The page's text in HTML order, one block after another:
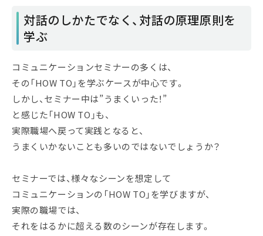
対話のしかたでなく、対話の原理原則を
学ぶ
コミュニケーションセミナーの多くは、
その「HOW TO」を学ぶケースが中心です。
しかし、セミナー中は”うまくいった！”
と感じた「HOW TO」も、
実際職場へ戻って実践となると、
うまくいかないことも多いのではないでしょうか？
セミナーでは、様々なシーンを想定して
コミュニケーションの「HOW TO」を学びますが、
実際の職場では、
それをはるかに超える数のシーンが存在します。